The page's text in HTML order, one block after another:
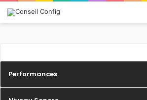
Performances